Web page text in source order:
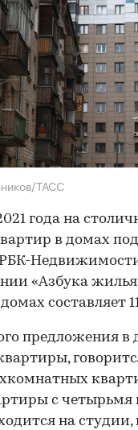
ТАСС
года на
в домах
«Азбука
составляет
предложения
с четырьмя
на